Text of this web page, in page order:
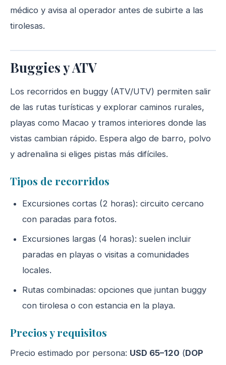
médico y avisa al operador antes de subirte a las
tirolesas.
Buggies y ATV
Los recorridos en buggy (ATV/UTV) permiten salir
de las rutas turísticas y explorar caminos rurales,
playas como Macao y tramos interiores donde las
vistas cambian rápido. Espera algo de barro, polvo
y adrenalina si eliges pistas más difíciles.
Tipos de recorridos
Excursiones cortas (2 horas): circuito cercano
con paradas para fotos.
Excursiones largas (4 horas): suelen incluir
paradas en playas o visitas a comunidades
locales.
Rutas combinadas: opciones que juntan buggy
con tirolesa o con estancia en la playa.
Precios y requisitos
Precio estimado por persona: USD 65–120 (DOP